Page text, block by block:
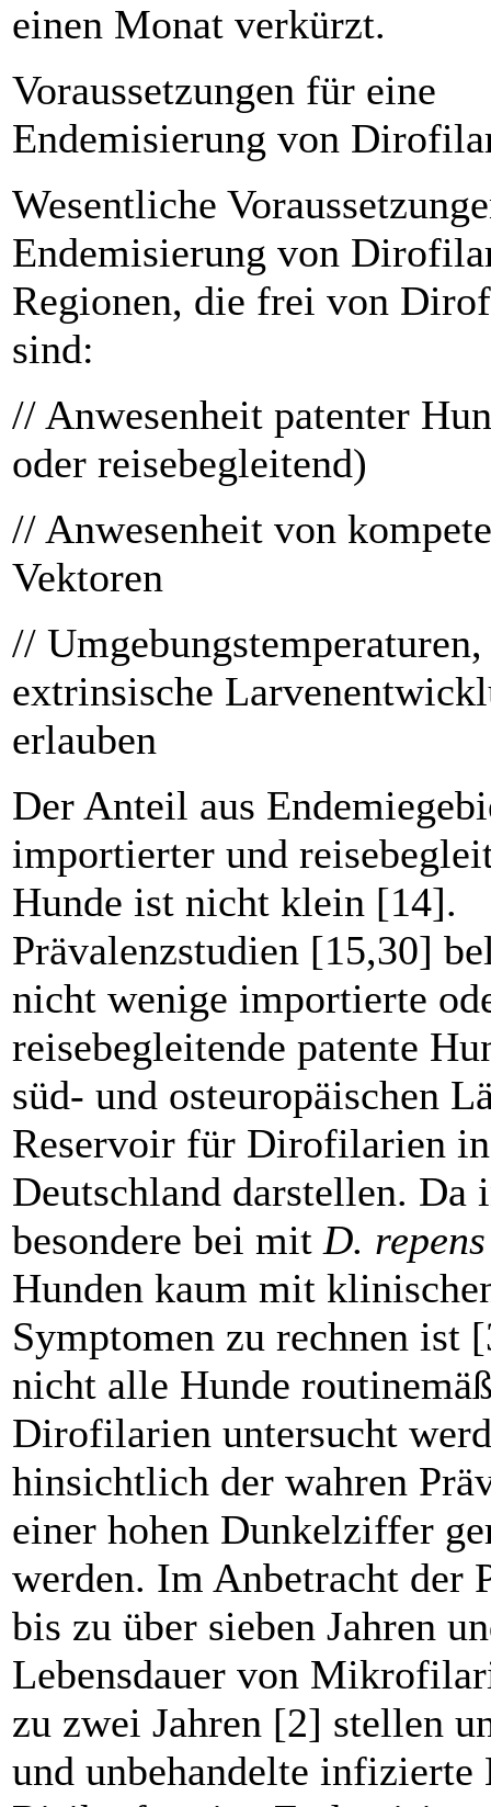
einen Monat verkürzt.
Voraussetzungen für eine
Endemisierung von
Wesentliche
Endemisierung von
Regionen, die frei von
sind:
// Anwesenheit patenter
oder reisebegleitend)
// Anwesenheit von
Vektoren
//
extrinsische
erlauben
Der Anteil aus
importierter und
Hunde ist nicht klein [14].
Prävalenzstudien [15,30]
nicht wenige importierte
reisebegleitende patente
süd- und osteuropäischen
Reservoir für Dirofilarien in
Deutschland darstellen. Da
besondere bei mit D. repens
Hunden kaum mit
Symptomen zu rechnen ist
nicht alle Hunde
Dirofilarien untersucht
hinsichtlich der wahren
einer hohen Dunkelziffer
werden. Im Anbetracht der
bis zu über sieben Jahren
Lebensdauer von
zu zwei Jahren [2] stellen
und unbehandelte infizierte